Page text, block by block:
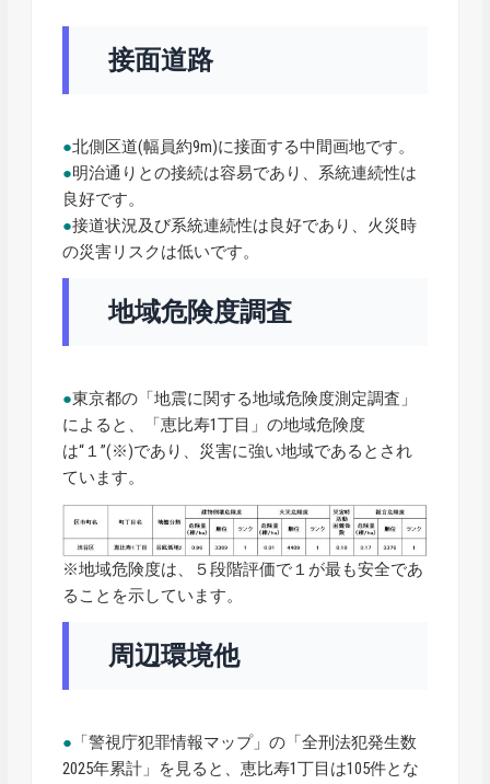
接面道路
●北側区道(幅員約9m)に接面する中間画地です。
●明治通りとの接続は容易であり、系統連続性は
良好です。
●接道状況及び系統連続性は良好であり、火災時
の災害リスクは低いです。
地域危険度調査
●東京都の「地震に関する地域危険度測定調査」
によると、「恵比寿1丁目」の地域危険度
は“１”(※)であり、災害に強い地域であるとされ
ています。
※地域危険度は、５段階評価で１が最も安全であ
ることを示しています。
周辺環境他
● 「警視庁犯罪情報マップ」の「全刑法犯発生数
2025年累計」を見ると、恵比寿1丁目は105件とな